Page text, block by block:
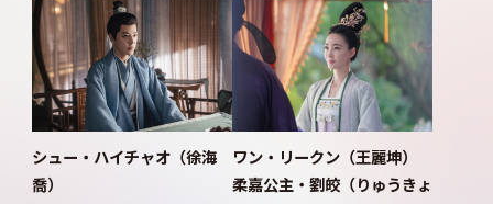
シュー・ハイチャオ（徐海
喬）
ワン・リークン（王麗坤）
柔嘉公主・劉皎（りゅうきょ